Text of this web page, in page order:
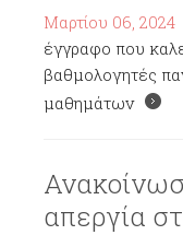
Μαρτίου 06, 2024
έγγραφο που
βαθμολογητές
μαθημάτων
απεργία